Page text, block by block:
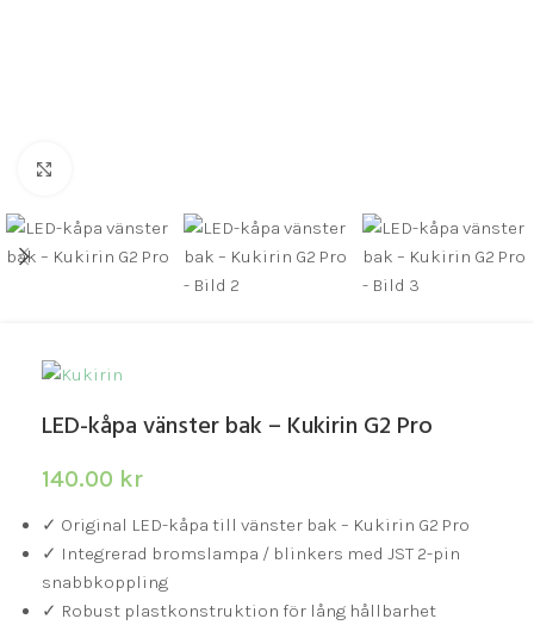
LED-kåpa vänster bak – Kukirin G2 Pro
140.00 kr
✓ Original LED-kåpa till vänster bak – Kukirin G2 Pro
✓ Integrerad bromslampa / blinkers med JST 2-pin
snabbkoppling
✓ Robust plastkonstruktion för lång hållbarhet